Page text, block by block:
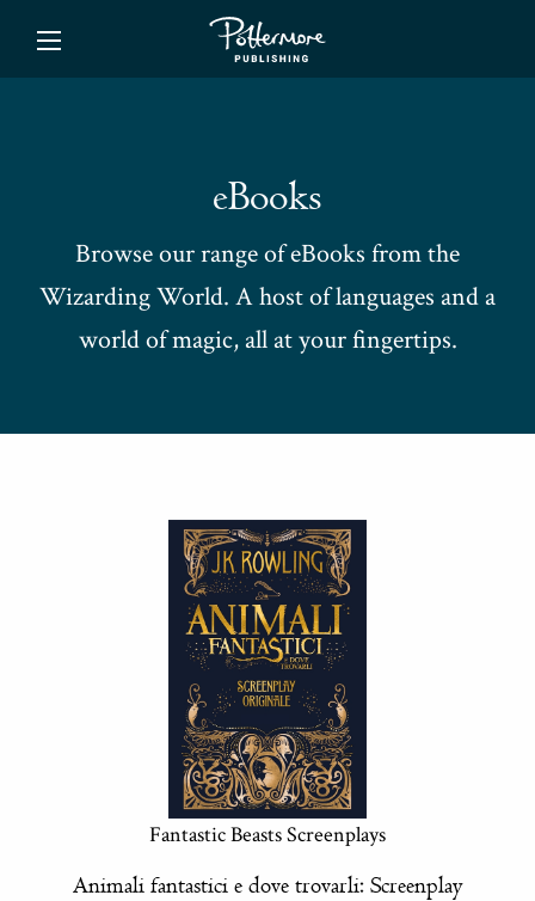
eBooks
Browse our range of eBooks from the
Wizarding World. A host of languages and a
world of magic, all at your fingertips.
Fantastic Beasts Screenplays
Animali fantastici e dove trovarli: Screenplay